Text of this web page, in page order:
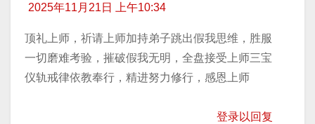
2025年11月21日 上午10:34
顶礼上师，祈请上师加持弟子跳出假我思维，胜服
一切磨难考验，摧破假我无明，全盘接受上师三宝
仪轨戒律依教奉行，精进努力修行，感恩上师
登录以回复